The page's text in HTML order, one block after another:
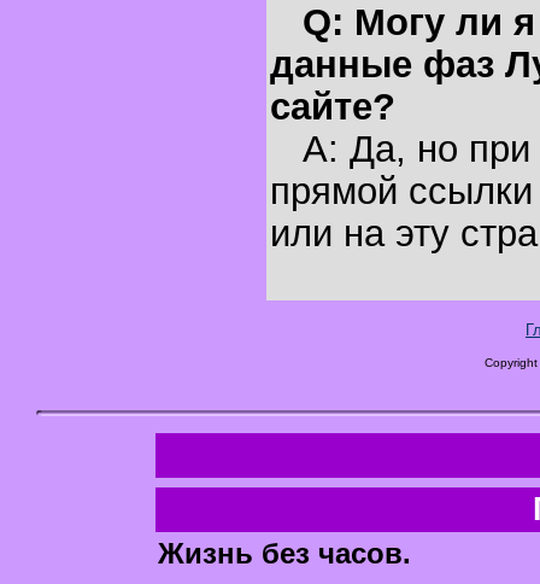
Q: Могу ли
данные фаз
сайте?
A: Да, но при
прямой
или на эту
Жизнь без часов.